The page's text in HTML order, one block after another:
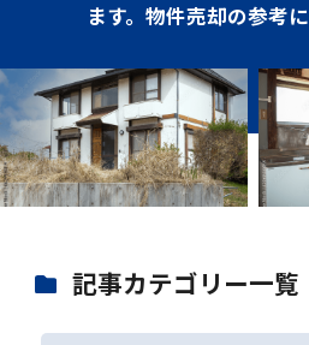
ます。物件売却の参考
記事カテゴリー一覧